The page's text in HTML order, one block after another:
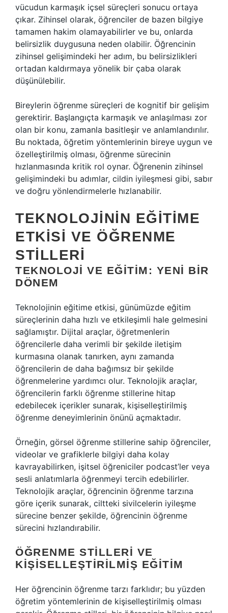
vücudun karmaşık içsel süreçleri sonucu ortaya
çıkar. Zihinsel olarak, öğrenciler de bazen bilgiye
tamamen hakim olamayabilirler ve bu, onlarda
belirsizlik duygusuna neden olabilir. Öğrencinin
zihinsel gelişimindeki her adım, bu belirsizlikleri
ortadan kaldırmaya yönelik bir çaba olarak
düşünülebilir.
Bireylerin öğrenme süreçleri de kognitif bir gelişim
gerektirir. Başlangıçta karmaşık ve anlaşılması zor
olan bir konu, zamanla basitleşir ve anlamlandırılır.
Bu noktada, öğretim yöntemlerinin bireye uygun ve
özelleştirilmiş olması, öğrenme sürecinin
hızlanmasında kritik rol oynar. Öğrenenin zihinsel
gelişimindeki bu adımlar, cildin iyileşmesi gibi, sabır
ve doğru yönlendirmelerle hızlanabilir.
TEKNOLOJININ EĞITIME
ETKISI VE ÖĞRENME
STILLERI
TEKNOLOJI VE EĞITIM: YENI BIR
DÖNEM
Teknolojinin eğitime etkisi, günümüzde eğitim
süreçlerinin daha hızlı ve etkileşimli hale gelmesini
sağlamıştır. Dijital araçlar, öğretmenlerin
öğrencilerle daha verimli bir şekilde iletişim
kurmasına olanak tanırken, aynı zamanda
öğrencilerin de daha bağımsız bir şekilde
öğrenmelerine yardımcı olur. Teknolojik araçlar,
öğrencilerin farklı öğrenme stillerine hitap
edebilecek içerikler sunarak, kişiselleştirilmiş
öğrenme deneyimlerinin önünü açmaktadır.
Örneğin, görsel öğrenme stillerine sahip öğrenciler,
videolar ve grafiklerle bilgiyi daha kolay
kavrayabilirken, işitsel öğreniciler podcast’ler veya
sesli anlatımlarla öğrenmeyi tercih edebilirler.
Teknolojik araçlar, öğrencinin öğrenme tarzına
göre içerik sunarak, ciltteki sivilcelerin iyileşme
sürecine benzer şekilde, öğrencinin öğrenme
sürecini hızlandırabilir.
ÖĞRENME STILLERI VE
KIŞISELLEŞTIRILMIŞ EĞITIM
Her öğrencinin öğrenme tarzı farklıdır; bu yüzden
öğretim yöntemlerinin de kişiselleştirilmiş olması